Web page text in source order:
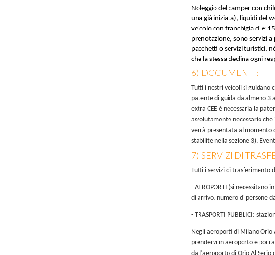
Noleggio del camper con
una già iniziata), liquidi del
veicolo con franchigia di €
prenotazione, sono servizi
pacchetti o servizi turistici,
che la stessa declina ogni
6) DOCUMENTI:
Tutti i nostri veicoli si guidano
patente di guida da almeno 3
extra CEE è necessaria la
assolutamente necessario
verrà presentata al momento
stabilite nella sezione 3).
7) SERVIZI DI
Tutti i servizi di trasferimento
- AEROPORTI (si
di arrivo, numero di persone
- TRASPORTI PUBBLICI:
Negli aeroporti di Milano Orio
prendervi in aeroporto e poi
dall’aeroporto di Orio Al